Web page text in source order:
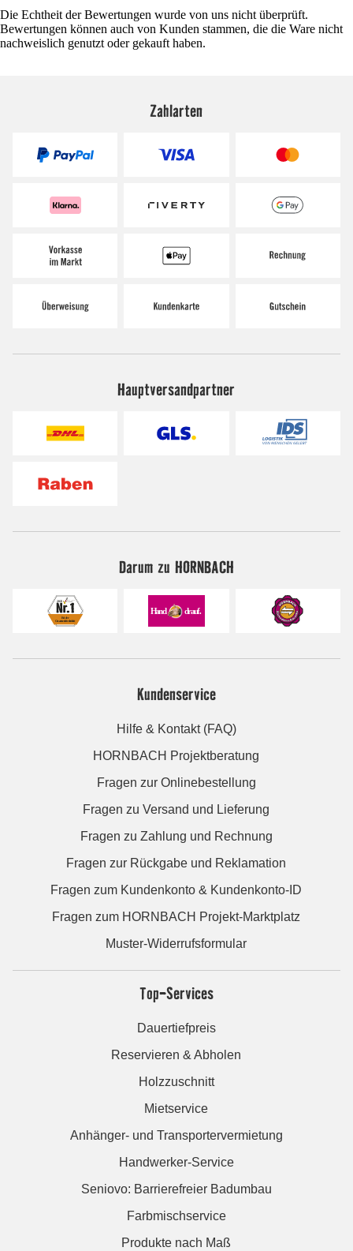
Die Echtheit der Bewertungen wurde von uns nicht überprüft.
Bewertungen können auch von Kunden stammen, die die Ware nicht
nachweislich genutzt oder gekauft haben.
Zahlarten
Hauptversandpartner
Darum zu HORNBACH
Kundenservice
Hilfe & Kontakt (FAQ)
HORNBACH Projektberatung
Fragen zur Onlinebestellung
Fragen zu Versand und Lieferung
Fragen zu Zahlung und Rechnung
Fragen zur Rückgabe und Reklamation
Fragen zum Kundenkonto & Kundenkonto-ID
Fragen zum HORNBACH Projekt-Marktplatz
Muster-Widerrufsformular
Top-Services
Dauertiefpreis
Reservieren & Abholen
Holzzuschnitt
Mietservice
Anhänger- und Transportervermietung
Handwerker-Service
Seniovo: Barrierefreier Badumbau
Farbmischservice
Produkte nach Maß